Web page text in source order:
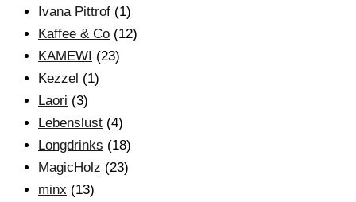
Ivana Pittrof (1)
Kaffee & Co (12)
KAMEWI (23)
Kezzel (1)
Laori (3)
Lebenslust (4)
Longdrinks (18)
MagicHolz (23)
minx (13)